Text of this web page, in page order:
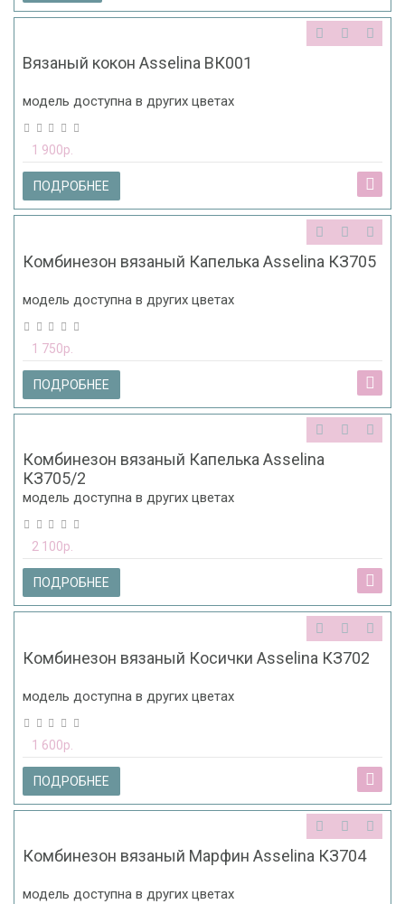
Вязаный кокон Asselina ВК001
модель доступна в других цветах
1 900р.
ПОДРОБНЕЕ
Комбинезон вязаный Капелька Asselina КЗ705
модель доступна в других цветах
1 750р.
ПОДРОБНЕЕ
Комбинезон вязаный Капелька Asselina
КЗ705/2
модель доступна в других цветах
2 100р.
ПОДРОБНЕЕ
Комбинезон вязаный Косички Asselina КЗ702
модель доступна в других цветах
1 600р.
ПОДРОБНЕЕ
Комбинезон вязаный Марфин Asselina КЗ704
модель доступна в других цветах